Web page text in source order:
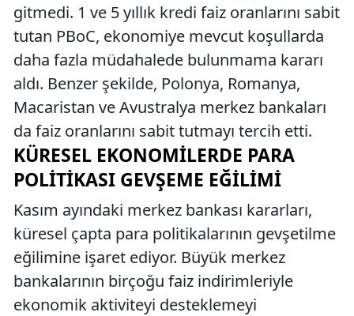
gitmedi. 1 ve 5 yıllık kredi faiz oranlarını sabit
tutan PBoC, ekonomiye mevcut koşullarda
daha fazla müdahalede bulunmama kararı
aldı. Benzer şekilde, Polonya, Romanya,
Macaristan ve Avustralya merkez bankaları
da faiz oranlarını sabit tutmayı tercih etti.
KÜRESEL EKONOMILERDE PARA
POLITIKASI GEVŞEME EĞILIMI
Kasım ayındaki merkez bankası kararları,
küresel çapta para politikalarının gevşetilme
eğilimine işaret ediyor. Büyük merkez
bankalarının birçoğu faiz indirimleriyle
ekonomik aktiviteyi desteklemeyi